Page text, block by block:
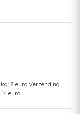
8 euro Verzending
euro